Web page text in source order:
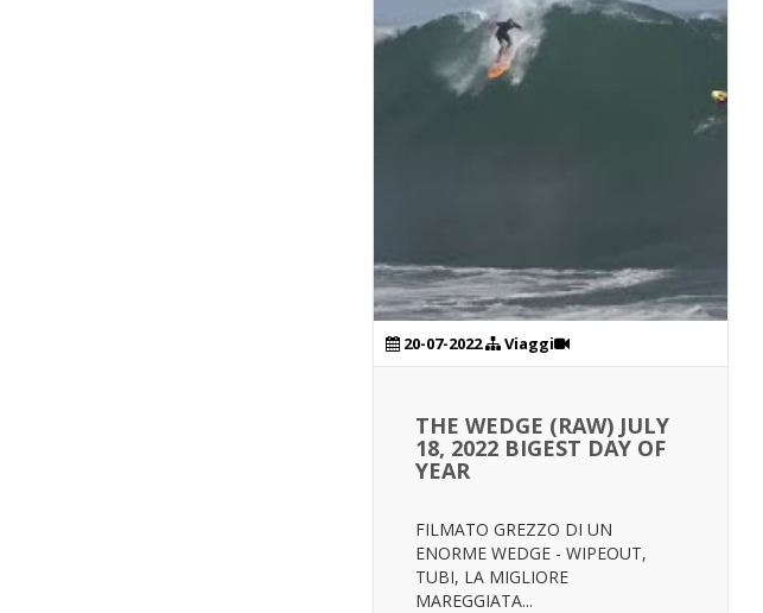
20-07-2022 Viaggi
THE WEDGE (RAW) JULY
18, 2022 BIGEST DAY OF
YEAR
FILMATO GREZZO DI UN
ENORME WEDGE - WIPEOUT,
TUBI, LA MIGLIORE
MAREGGIATA...